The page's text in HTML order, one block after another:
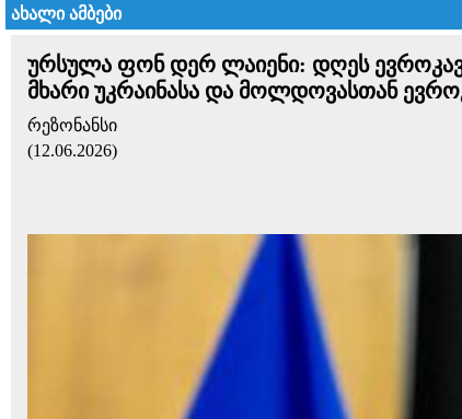
ახალი ამბები
ურსულა ფონ დერ ლაიენი: დღეს
მხარი უკრაინასა და მოლდოვასთან
რეზონანსი
(12.06.2026)